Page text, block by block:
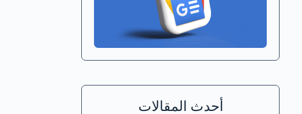
أحدث المقالات